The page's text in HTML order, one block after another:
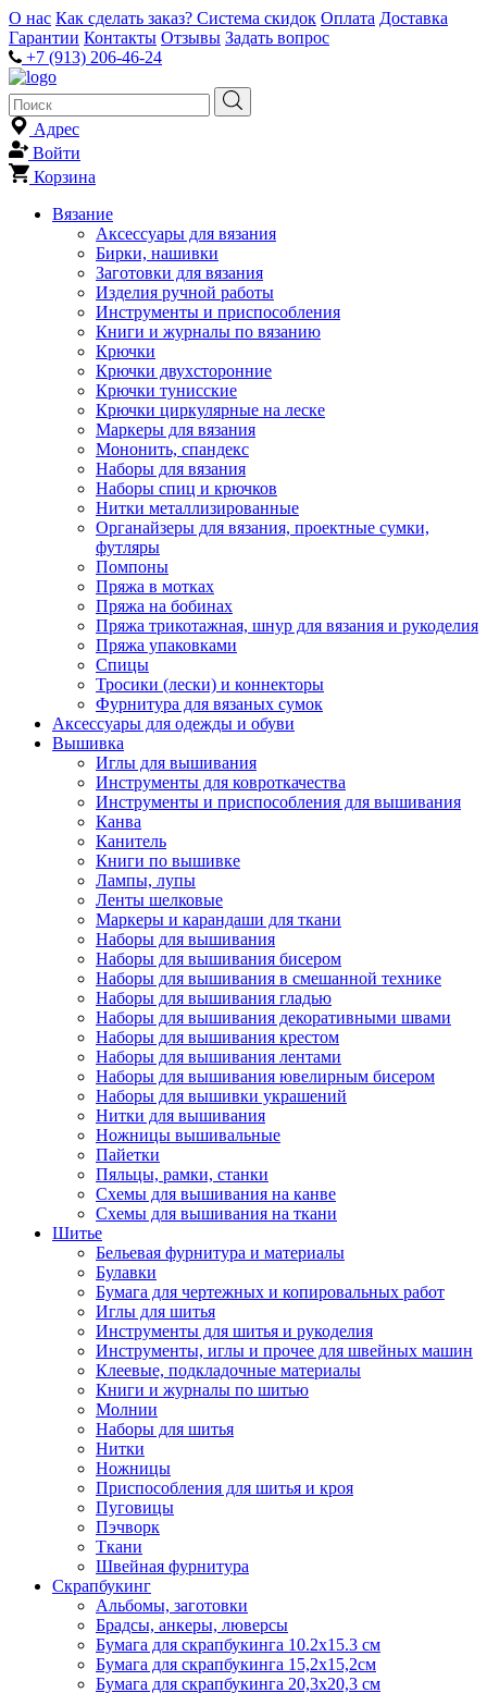
О нас Как сделать заказ? Система скидок Оплата Доставка
Гарантии Контакты Отзывы Задать вопрос
+7 (913) 206-46-24
Адрес
Войти
Корзина
Вязание
Аксессуары для вязания
Бирки, нашивки
Заготовки для вязания
Изделия ручной работы
Инструменты и приспособления
Книги и журналы по вязанию
Крючки
Крючки двухсторонние
Крючки тунисские
Крючки циркулярные на леске
Маркеры для вязания
Мононить, спандекс
Наборы для вязания
Наборы спиц и крючков
Нитки металлизированные
Органайзеры для вязания, проектные сумки,
футляры
Помпоны
Пряжа в мотках
Пряжа на бобинах
Пряжа трикотажная, шнур для вязания и рукоделия
Пряжа упаковками
Спицы
Тросики (лески) и коннекторы
Фурнитура для вязаных сумок
Аксессуары для одежды и обуви
Вышивка
Иглы для вышивания
Инструменты для ковроткачества
Инструменты и приспособления для вышивания
Канва
Канитель
Книги по вышивке
Лампы, лупы
Ленты шелковые
Маркеры и карандаши для ткани
Наборы для вышивания
Наборы для вышивания бисером
Наборы для вышивания в смешанной технике
Наборы для вышивания гладью
Наборы для вышивания декоративными швами
Наборы для вышивания крестом
Наборы для вышивания лентами
Наборы для вышивания ювелирным бисером
Наборы для вышивки украшений
Нитки для вышивания
Ножницы вышивальные
Пайетки
Пяльцы, рамки, станки
Схемы для вышивания на канве
Схемы для вышивания на ткани
Шитье
Бельевая фурнитура и материалы
Булавки
Бумага для чертежных и копировальных работ
Иглы для шитья
Инструменты для шитья и рукоделия
Инструменты, иглы и прочее для швейных машин
Клеевые, подкладочные материалы
Книги и журналы по шитью
Молнии
Наборы для шитья
Нитки
Ножницы
Приспособления для шитья и кроя
Пуговицы
Пэчворк
Ткани
Швейная фурнитура
Скрапбукинг
Альбомы, заготовки
Брадсы, анкеры, люверсы
Бумага для скрапбукинга 10.2х15.3 см
Бумага для скрапбукинга 15,2х15,2см
Бумага для скрапбукинга 20,3х20,3 см